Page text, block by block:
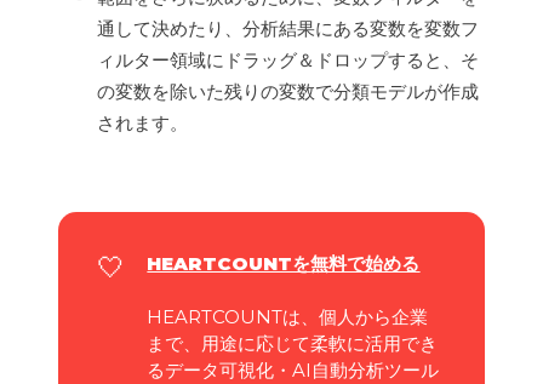
通して決めたり、分析結果にある変数を変数フ
ィルター領域にドラッグ＆ドロップすると、そ
の変数を除いた残りの変数で分類モデルが作成
されます。
🤍 HEARTCOUNTを無料で始める
HEARTCOUNTは、個人から企業
まで、用途に応じて柔軟に活用でき
るデータ可視化・AI自動分析ツール